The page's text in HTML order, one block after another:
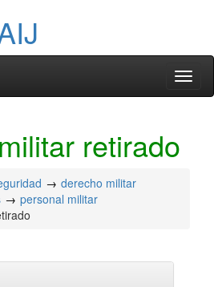
retirado
derecho militar
personal militar